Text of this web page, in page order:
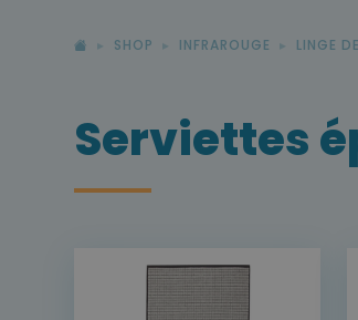
SHOP INFRAROUGE LINGE
Serviettes